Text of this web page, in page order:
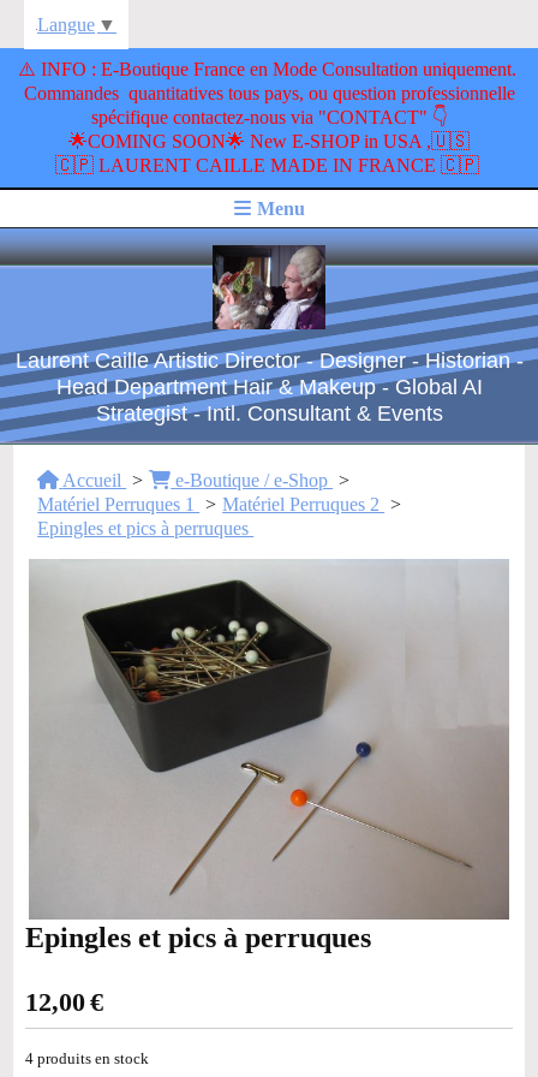
​⚠️ INFO : E-Boutique France en Mode Consultation uniquement.
Commandes quantitatives tous pays, ou question professionnelle
spécifique contactez-nous via "CONTACT" 👇
🌟COMING SOON🌟 New E-SHOP in USA ,🇺🇸
🇨🇵 LAURENT CAILLE MADE IN FRANCE 🇨🇵
Menu
Laurent Caille Artistic Director - Designer - Historian -
Head Department Hair & Makeup - Global AI
Strategist - Intl. Consultant & Events
Accueil
e-Boutique / e-Shop
Matériel Perruques 1
Matériel Perruques 2
Epingles et pics à perruques
Epingles et pics à perruques
12,00€
4 produits en stock
Langue ▼